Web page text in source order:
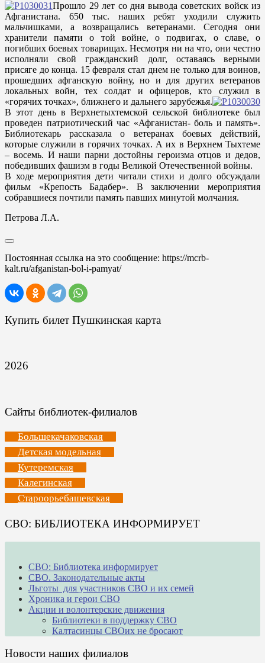
Прошло 29 лет со дня вывода советских войск из
Афганистана. 650 тыс. наших ребят уходили служить
мальчишками, а возвращались ветеранами. Сегодня они
хранители памяти о той войне, о подвигах, о славе, о
погибших боевых товарищах. Несмотря ни на что, они честно
исполняли свой гражданский долг, оставаясь верными
присяге до конца. 15 февраля стал днем не только для воинов,
прошедших афганскую войну, но и для других ветеранов
локальных войн, тех солдат и офицеров, кто служил в
«горячих точках», ближнего и дальнего зарубежья.
В этот день в Верхнетыхтемской сельской библиотеке был
проведен патриотический час «Афганистан- боль и память».
Библиотекарь рассказала о ветеранах боевых действий,
которые служили в горячих точках. А их в Верхнем Тыхтеме
– восемь. И наши парни достойны героизма отцов и дедов,
победивших фашизм в годы Великой Отечественной войны.
В ходе мероприятия дети читали стихи и долго обсуждали
фильм «Крепость Бадабер». В заключении мероприятия
собравшиеся почтили память павших минутой молчания.
Петрова Л.А.
Постоянная ссылка на это сообщение: https://mcrb-
kalt.ru/afganistan-bol-i-pamyat/
Купить билет Пушкинская карта
2026
Сайты библиотек-филиалов
Большекачаковская
Детская модельная
Кутеремская
Калегинская
Староорьебашевская
СВО: БИБЛИОТЕКА ИНФОРМИРУЕТ
СВО: Библиотека информирует
СВО. Законодательные акты
Льготы для участников СВО и их семей
Хроника и герои СВО
Акции и волонтерские движения
Библиотеки в поддержку СВО
Калтасинцы СВОих не бросают
Новости наших филиалов